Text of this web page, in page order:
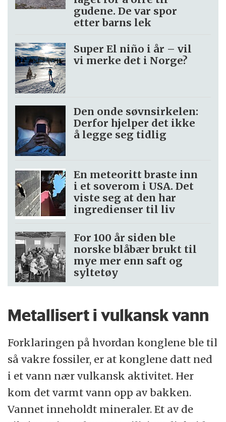
gudene. De var spor
etter barns lek
Super El niño i år – vil
vi merke det i Norge?
Den onde søvnsirkelen:
Derfor hjelper det ikke
å legge seg tidlig
En meteoritt braste inn
i et soverom i USA. Det
viste seg at den har
ingredienser til liv
For 100 år siden ble
norske blåbær brukt til
mye mer enn saft og
syltetøy
Metallisert i vulkansk vann
Forklaringen på hvordan konglene ble til
så vakre fossiler, er at konglene datt ned
i et vann nær vulkansk aktivitet. Her
kom det varmt vann opp av bakken.
Vannet inneholdt mineraler. Et av de